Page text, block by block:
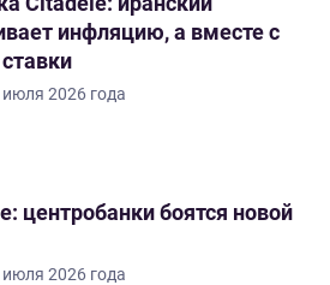
инфляцию, а вместе с
июля 2026 года
центробанки боятся новой
2026 года